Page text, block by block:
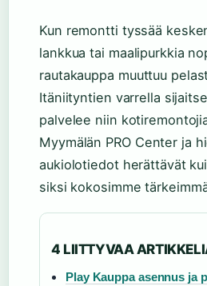
Kun remontti tyssää
lankkua tai maalipurkkia
rautakauppa muuttuu
Itäniityntien varrella
palvelee niin
Myymälän PRO Center ja
aukiolotiedot herättävät
siksi kokosimme
4 LIITTYVAA
Play Kauppa asennus ja